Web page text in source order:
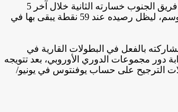
على الجانب الآخر، ذاق فريق الجنوب خسارته الثانية خلال آخر 5
مواجهات، الـ12 هذا الموسم، ليظل رصيده عند 59 نقطة يبقى بها في
بالفعل في البطولات القارية في
دور مجموعات الدوري الأوروبي، بعد تتويجه
الترجيح على حساب يوفنتوس في يونيو/